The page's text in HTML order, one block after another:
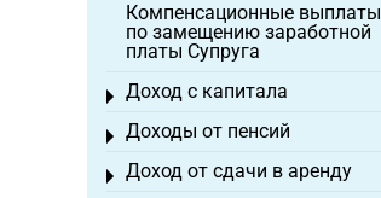
Компенсационные выплаты
по замещению заработной
платы Супруга
Доход с капитала
Toggle menu
Доходы от пенсий
Toggle menu
Доход от сдачи в аренду
Toggle menu